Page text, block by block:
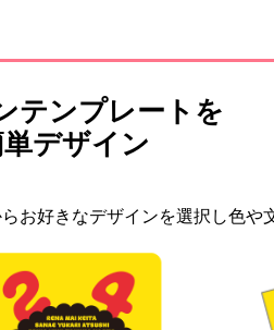
テンプレートを
デザイン
お好きなデザインを選択し色や